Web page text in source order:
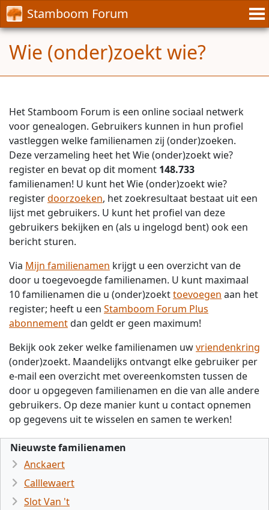
Stamboom Forum
Wie (onder)zoekt wie?
Het Stamboom Forum is een online sociaal netwerk
voor genealogen. Gebruikers kunnen in hun profiel
vastleggen welke familienamen zij (onder)zoeken.
Deze verzameling heet het Wie (onder)zoekt wie?
register en bevat op dit moment 148.733
familienamen! U kunt het Wie (onder)zoekt wie?
registerdoorzoeken, het zoekresultaat bestaat uit een
lijst met gebruikers. U kunt het profiel van deze
gebruikers bekijken en (als u ingelogd bent) ook een
bericht sturen.
Via Mijn familienamen krijgt u een overzicht van de
door u toegevoegde familienamen. U kunt maximaal
10 familienamen die u (onder)zoekttoevoegen aan het
register; heeft u een Stamboom Forum Plus
abonnementdan geldt er geen maximum!
Bekijk ook zeker welke familienamen uwvriendenkring
(onder)zoekt. Maandelijks ontvangt elke gebruiker per
e-mail een overzicht met overeenkomsten tussen de
door u opgegeven familienamen en die van alle andere
gebruikers. Op deze manier kunt u contact opnemen
op gegevens uit te wisselen en samen te werken!
Nieuwste familienamen
Anckaert
Calllewaert
Slot Van 't